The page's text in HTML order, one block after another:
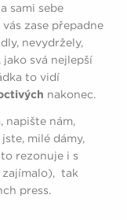
sami sebe
zase přepadne
nevydržely,
, jako svá nejlepší
to vidí
nakonec.
napište nám,
milé dámy,
rezonuje i s
zajímalo), tak
press.